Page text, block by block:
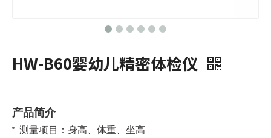
HW-B60婴幼儿精密体检仪
产品简介
测量项目：身高、体重、坐高